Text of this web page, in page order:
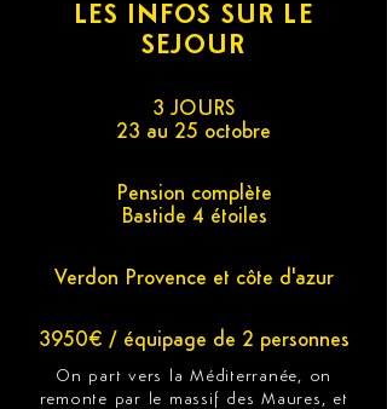
LES INFOS SUR LE
SEJOUR
3 JOURS
23 au 25 octobre
Pension complète
Bastide 4 étoiles
Verdon Provence et côte d'azur
3950€ / équipage de 2 personnes
On part vers la Méditerranée, on
remonte par le massif des Maures, et